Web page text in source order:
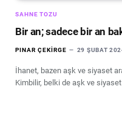
SAHNE TOZU
Bir an; sadece bir an
PINAR ÇEKIRGE 29 ŞUBAT
İhanet, bazen aşk ve siyaset
Kimbilir, belki de aşk ve